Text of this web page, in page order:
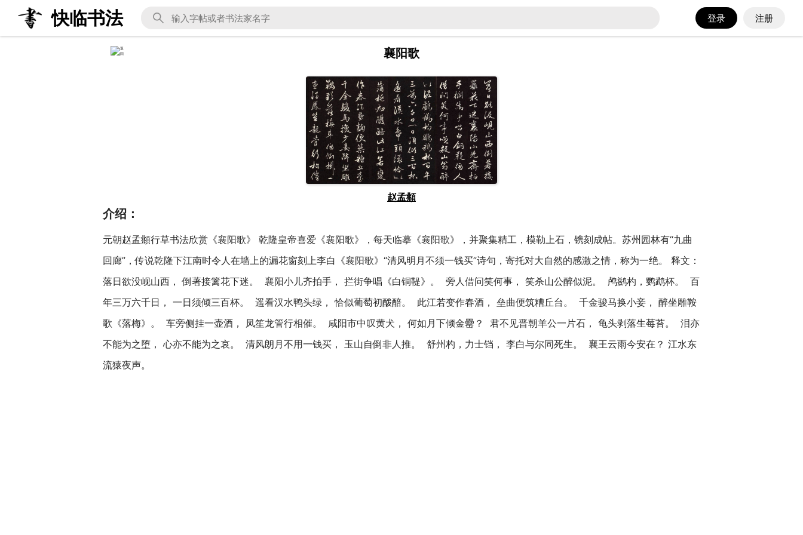
快临书法 注册
登录
襄阳歌
赵孟頫
介绍：
元朝赵孟頫行草书法欣赏《襄阳歌》 乾隆皇帝喜爱《襄阳歌》，每天临摹《襄阳歌》，并聚集精工，模勒上石，镌刻成帖。苏州园林有“九曲
回廊”，传说乾隆下江南时令人在墙上的漏花窗刻上李白《襄阳歌》“清风明月不须一钱买”诗句，寄托对大自然的感激之情，称为一绝。 释文：
落日欲没岘山西， 倒著接篱花下迷。 襄阳小儿齐拍手， 拦街争唱《白铜鞮》。 旁人借问笑何事， 笑杀山公醉似泥。 鸬鹚杓，鹦鹉杯。 百
年三万六千日， 一日须倾三百杯。 遥看汉水鸭头绿， 恰似葡萄初酦醅。 此江若变作春酒， 垒曲便筑糟丘台。 千金骏马换小妾， 醉坐雕鞍
歌《落梅》。 车旁侧挂一壶酒， 凤笙龙管行相催。 咸阳市中叹黄犬， 何如月下倾金罍？ 君不见晋朝羊公一片石， 龟头剥落生莓苔。 泪亦
不能为之堕， 心亦不能为之哀。 清风朗月不用一钱买， 玉山自倒非人推。 舒州杓，力士铛， 李白与尔同死生。 襄王云雨今安在？ 江水东
流猿夜声。